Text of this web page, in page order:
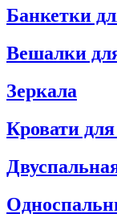
Банкетки
Вешалки
Зеркала
Кровати